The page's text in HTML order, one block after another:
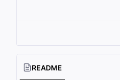
README